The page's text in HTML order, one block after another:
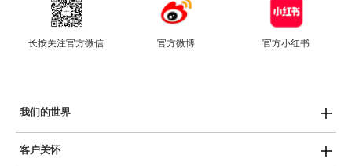
长按关注官方微信 官方微博 官方小红书
我们的世界
客户关怀